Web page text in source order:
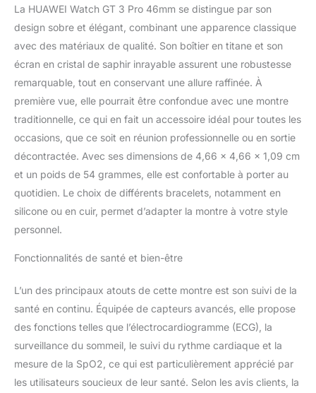
décontraction Découvrez
de nouvelles merveilles
sous-marines : Certifiée
IP68 et 5 ATM pour sa
résistance à l'eau, la
HUAWEI WATCH GT 3
Pro a résisté à 200
et vous permet de
plonger jusqu'à 30
mètres de profondeur.
Elle est le compagnon
aventures sous-marines
Plongez dans des eaux
plongée en temps réel,
profondeur et la durée
des plongées Plus de
100 modes
d'entraînement : Avec
plus de 100 types
d'entraînement au choix,
telles que la course à
La HUAWEI Watch GT 3 Pro 46mm se distingue par son
design sobre et élégant, combinant une apparence classique
avec des matériaux de qualité. Son boîtier en titane et son
écran en cristal de saphir inrayable assurent une robustesse
remarquable, tout en conservant une allure raffinée. À
première vue, elle pourrait être confondue avec une montre
traditionnelle, ce qui en fait un accessoire idéal pour toutes les
occasions, que ce soit en réunion professionnelle ou en sortie
décontractée. Avec ses dimensions de 4,66 x 4,66 x 1,09 cm
et un poids de 54 grammes, elle est confortable à porter au
quotidien. Le choix de différents bracelets, notamment en
silicone ou en cuir, permet d’adapter la montre à votre style
personnel.
Fonctionnalités de santé et bien-être
L’un des principaux atouts de cette montre est son suivi de la
santé en continu. Équipée de capteurs avancés, elle propose
des fonctions telles que l’électrocardiogramme (ECG), la
surveillance du sommeil, le suivi du rythme cardiaque et la
mesure de la SpO2, ce qui est particulièrement apprécié par
les utilisateurs soucieux de leur santé. Selon les avis clients, la